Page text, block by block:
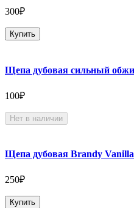
300₽
Купить
Щепа дубовая сильный
100₽
Нет в наличии
Щепа дубовая Brandy
250₽
Купить